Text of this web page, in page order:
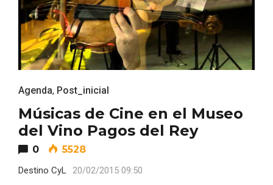
Agenda, Post_inicial
Músicas de Cine en el Museo
del Vino Pagos del Rey
0 5528
Destino CyL 20/02/2015 09:50
Fiesta de los Fueros 2026 de Sepúlveda
y Feria de Artesanía